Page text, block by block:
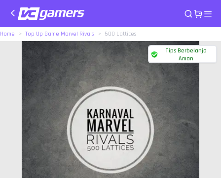
Home Top Up Game Marvel Rivals 500 Lattices
Tips Berbelanja
Aman